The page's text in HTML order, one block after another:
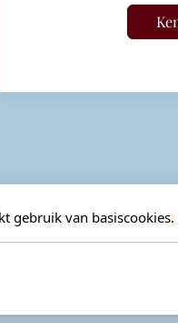
gebruik van basiscookies.